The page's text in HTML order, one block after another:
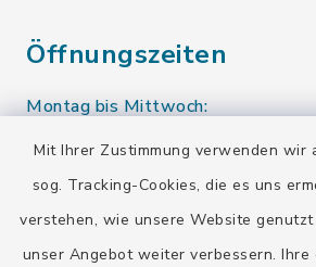
Mit Ihrer Zustimmung verwenden wir
sog. Tracking-Cookies, die es uns
verstehen, wie unsere Website
unser Angebot weiter verbessern.
Öffnungszeiten
Montag bis Mittwoch:
10.00-12.00 Uhr
Donnerstag:
10.00-12.00 Uhr
13.00-15.00 Uhr